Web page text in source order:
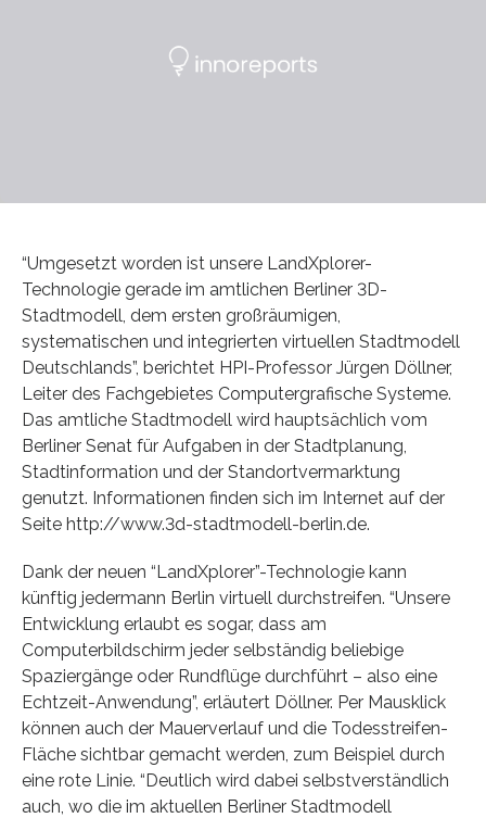
“Umgesetzt worden ist unsere LandXplorer-
Technologie gerade im amtlichen Berliner 3D-
Stadtmodell, dem ersten großräumigen,
systematischen und integrierten virtuellen Stadtmodell
Deutschlands”, berichtet HPI-Professor Jürgen Döllner,
Leiter des Fachgebietes Computergrafische Systeme.
Das amtliche Stadtmodell wird hauptsächlich vom
Berliner Senat für Aufgaben in der Stadtplanung,
Stadtinformation und der Standortvermarktung
genutzt. Informationen finden sich im Internet auf der
Seite http://www.3d-stadtmodell-berlin.de.
Dank der neuen “LandXplorer”-Technologie kann
künftig jedermann Berlin virtuell durchstreifen. “Unsere
Entwicklung erlaubt es sogar, dass am
Computerbildschirm jeder selbständig beliebige
Spaziergänge oder Rundflüge durchführt – also eine
Echtzeit-Anwendung”, erläutert Döllner. Per Mausklick
können auch der Mauerverlauf und die Todesstreifen-
Fläche sichtbar gemacht werden, zum Beispiel durch
eine rote Linie. “Deutlich wird dabei selbstverständlich
auch, wo die im aktuellen Berliner Stadtmodell